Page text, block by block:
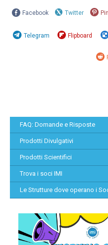
Facebook Twitter
Telegram Flipboard
FAQ: Domande e Risposte
Prodotti Divulgativi
Prodotti Scientifici
Trova i soci IMI
Le Strutture dove operano i